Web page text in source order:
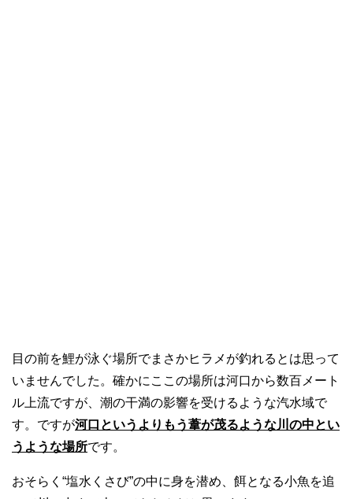
目の前を鯉が泳ぐ場所でまさかヒラメが釣れるとは思って
いませんでした。確かにここの場所は河口から数百メート
ル上流ですが、潮の干満の影響を受けるような汽水域で
す。ですが河口というよりもう葦が茂るような川の中とい
うような場所です。
おそらく“塩水くさび”の中に身を潜め、餌となる小魚を追